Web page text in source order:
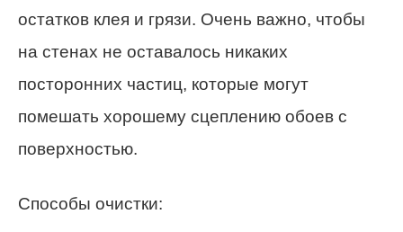
остатков клея и грязи. Очень важно, чтобы
на стенах не оставалось никаких
посторонних частиц, которые могут
помешать хорошему сцеплению обоев с
поверхностью.
Способы очистки: